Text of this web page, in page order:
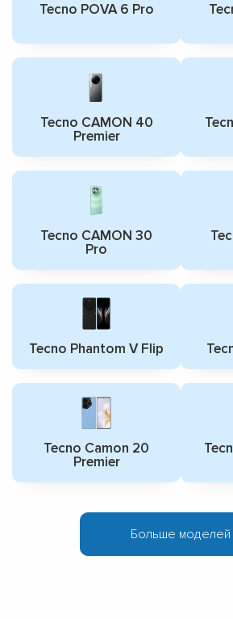
Tecno POVA 6 Pro
Tecno CAMON 40
Premier
Tecno CAMON 30
Pro
Tecno Phantom V Flip
Tecno Camon 20
Premier
Больше моделей